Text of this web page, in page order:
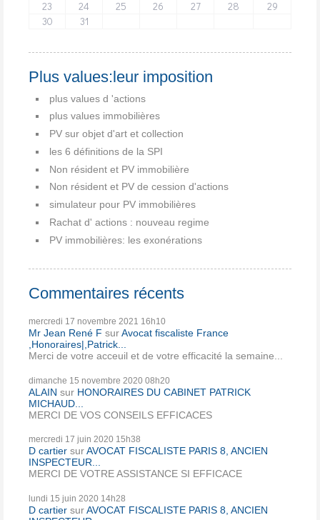
23 24 25 26 27 28
29
30
31
Plus values:leur imposition
plus values d 'actions
plus values immobilières
PV sur objet d'art et collection
les 6 définitions de la SPI
Non résident et PV immobilière
Non résident et PV de cession d'actions
simulateur pour PV immobilières
Rachat d' actions : nouveau regime
PV immobilières: les exonérations
Commentaires récents
mercredi 17 novembre 2021 16h10
Mr Jean René F surAvocat fiscaliste France
,Honoraires|,Patrick...
Merci de votre acceuil et de votre efficacité la semaine...
dimanche 15 novembre 2020 08h20
ALAIN sur HONORAIRES DU CABINET PATRICK
MICHAUD...
MERCI DE VOS CONSEILS EFFICACES
mercredi 17 juin 2020 15h38
D cartier surAVOCAT FISCALISTE PARIS 8, ANCIEN
INSPECTEUR...
MERCI DE VOTRE ASSISTANCE SI EFFICACE
lundi 15 juin 2020 14h28
D cartier surAVOCAT FISCALISTE PARIS 8, ANCIEN